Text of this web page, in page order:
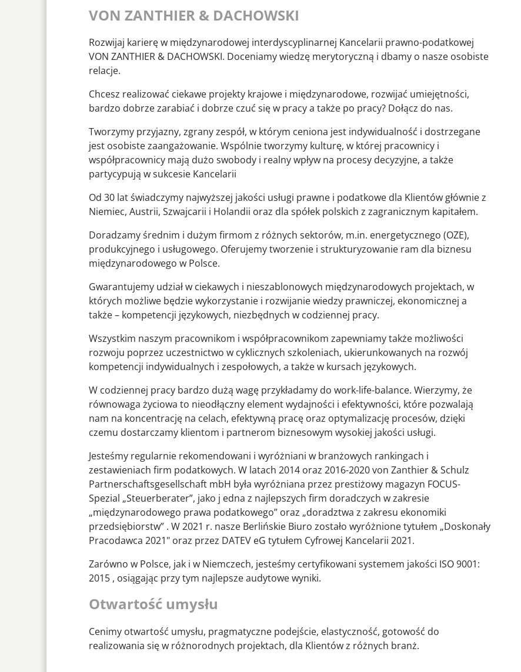
VON ZANTHIER & DACHOWSKI
Rozwijaj karierę w międzynarodowej interdyscyplinarnej Kancelarii prawno-podatkowej
VON ZANTHIER & DACHOWSKI. Doceniamy wiedzę merytoryczną i dbamy o nasze osobiste
relacje.
Chcesz realizować ciekawe projekty krajowe i międzynarodowe, rozwijać umiejętności,
bardzo dobrze zarabiać i dobrze czuć się w pracy a także po pracy? Dołącz do nas.
Tworzymy przyjazny, zgrany zespół, w którym ceniona jest indywidualność i dostrzegane
jest osobiste zaangażowanie. Wspólnie tworzymy kulturę, w której pracownicy i
współpracownicy mają dużo swobody i realny wpływ na procesy decyzyjne, a także
partycypują w sukcesie Kancelarii
Od 30 lat świadczymy najwyższej jakości usługi prawne i podatkowe dla Klientów głównie z
Niemiec, Austrii, Szwajcarii i Holandii oraz dla spółek polskich z zagranicznym kapitałem.
Doradzamy średnim i dużym firmom z różnych sektorów, m.in. energetycznego (OZE),
produkcyjnego i usługowego. Oferujemy tworzenie i strukturyzowanie ram dla biznesu
międzynarodowego w Polsce.
Gwarantujemy udział w ciekawych i nieszablonowych międzynarodowych projektach, w
których możliwe będzie wykorzystanie i rozwijanie wiedzy prawniczej, ekonomicznej a
także – kompetencji językowych, niezbędnych w codziennej pracy.
Wszystkim naszym pracownikom i współpracownikom zapewniamy także możliwości
rozwoju poprzez uczestnictwo w cyklicznych szkoleniach, ukierunkowanych na rozwój
kompetencji indywidualnych i zespołowych, a także w kursach językowych.
W codziennej pracy bardzo dużą wagę przykładamy do work-life-balance. Wierzymy, że
równowaga życiowa to nieodłączny element wydajności i efektywności, które pozwalają
nam na koncentrację na celach, efektywną pracę oraz optymalizację procesów, dzięki
czemu dostarczamy klientom i partnerom biznesowym wysokiej jakości usługi.
Jesteśmy regularnie rekomendowani i wyróżniani w branżowych rankingach i
zestawieniach firm podatkowych. W latach 2014 oraz 2016-2020 von Zanthier & Schulz
Partnerschaftsgesellschaft mbH była wyróżniana przez prestiżowy magazyn FOCUS-
Spezial „Steuerberater”, jako j edna z najlepszych firm doradczych w zakresie
„międzynarodowego prawa podatkowego” oraz „doradztwa z zakresu ekonomiki
przedsiębiorstw” . W 2021 r. nasze Berlińskie Biuro zostało wyróżnione tytułem „Doskonały
Pracodawca 2021" oraz przez DATEV eG tytułem Cyfrowej Kancelarii 2021.
Zarówno w Polsce, jak i w Niemczech, jesteśmy certyfikowani systemem jakości ISO 9001:
2015 , osiągając przy tym najlepsze audytowe wyniki.
Otwartość umysłu
Cenimy otwartość umysłu, pragmatyczne podejście, elastyczność, gotowość do
realizowania się w różnorodnych projektach, dla Klientów z różnych branż.